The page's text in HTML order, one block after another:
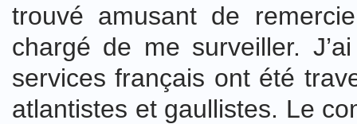
trouvé amusant de
chargé de me surveiller.
services français ont été
atlantistes et gaullistes. Le